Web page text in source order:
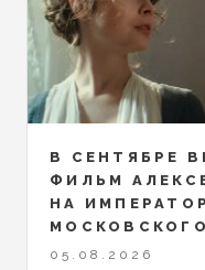
В СЕНТЯБРЕ
ФИЛЬМ
НА
05.08.2026